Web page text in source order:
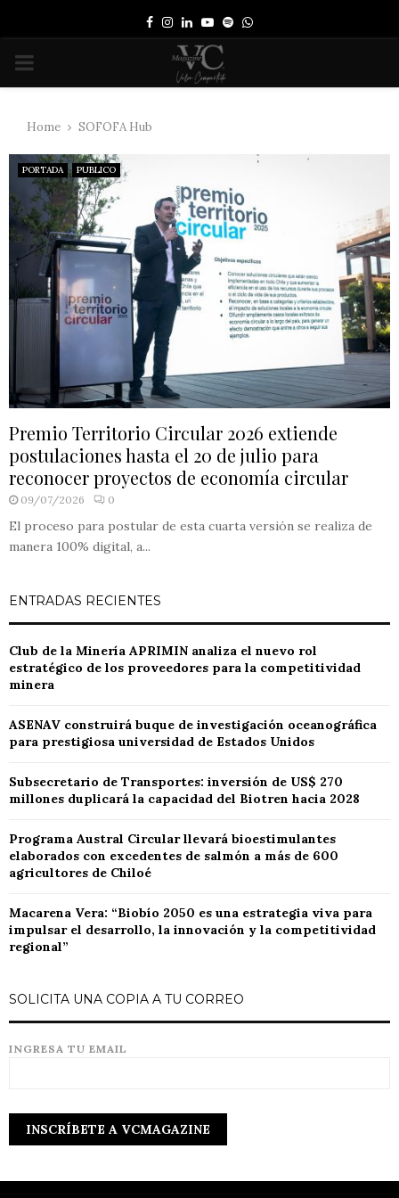
Facebook
Instagram
LinkedinYoutube
SpotifyWhatsapp
PRIMARY
Home SOFOFA Hub
PORTADA PUBLICO
Premio Territorio Circular 2026 extiende
postulaciones hasta el 20 de julio para
reconocer proyectos de economía circular
09/07/2026 0
El proceso para postular de esta cuarta versión se realiza de
manera 100% digital, a...
ENTRADAS RECIENTES
Club de la Minería APRIMIN analiza el nuevo rol
estratégico de los proveedores para la competitividad
minera
ASENAV construirá buque de investigación oceanográfica
para prestigiosa universidad de Estados Unidos
Subsecretario de Transportes: inversión de US$ 270
millones duplicará la capacidad del Biotren hacia 2028
Programa Austral Circular llevará bioestimulantes
elaborados con excedentes de salmón a más de 600
agricultores de Chiloé
Macarena Vera: “Biobío 2050 es una estrategia viva para
impulsar el desarrollo, la innovación y la competitividad
regional”
SOLICITA UNA COPIA A TU CORREO
INGRESA TU EMAIL